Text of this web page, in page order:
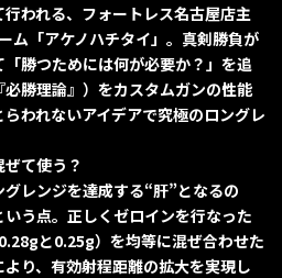
われる、フォートレス名古屋店主
ム「アケノハチタイ」。真剣勝負が
勝つためには何が必要か？」を追
勝理論』）をカスタムガンの性能
われないアイデアで究極のロングレ
て使う？
レンジを達成する“肝”となるの
う点。正しくゼロインを行なった
と0.25g）を均等に混ぜ合わせた
より、有効射程距離の拡大を実現し